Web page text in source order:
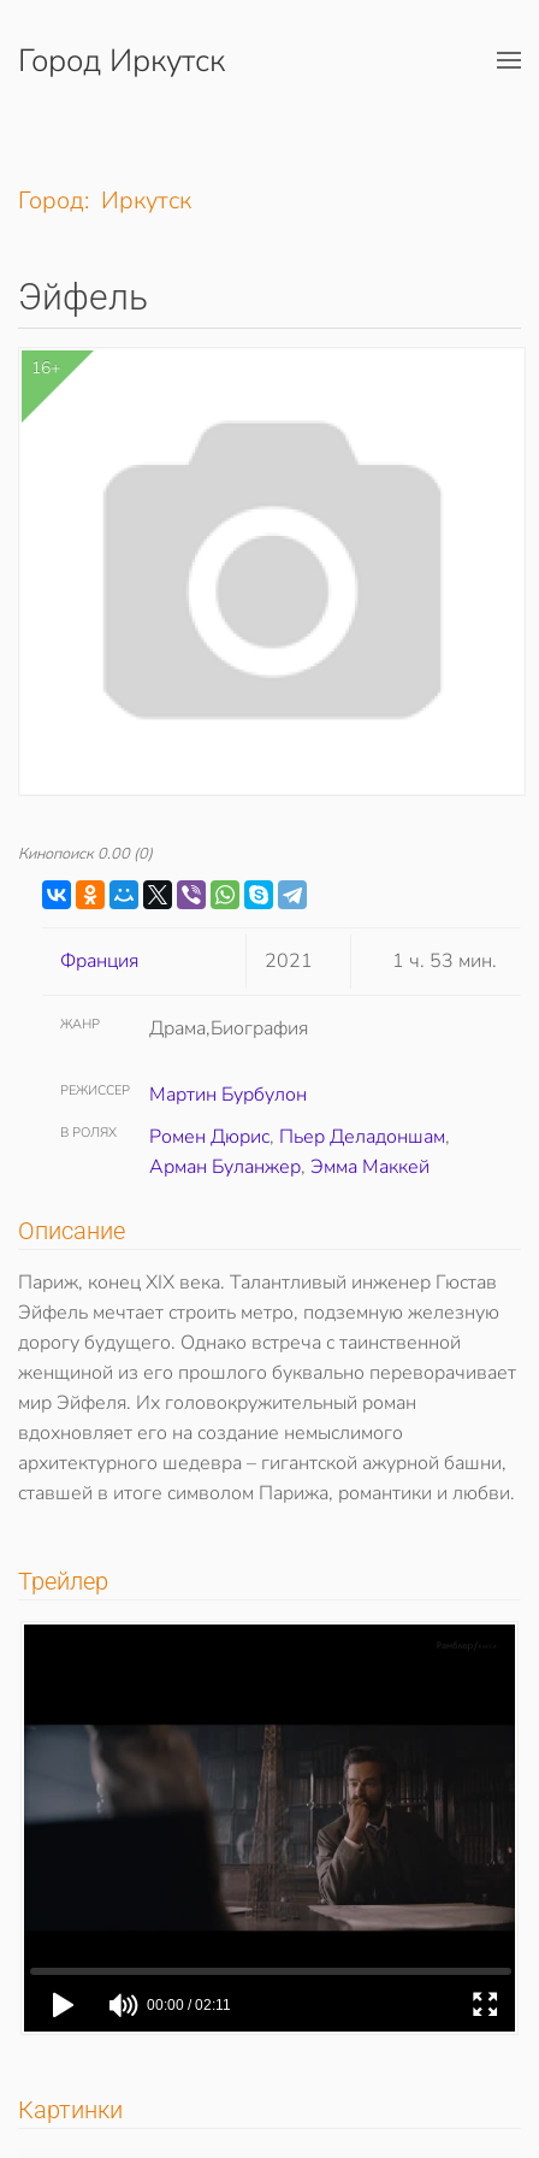
Перейти к содержимому
Город Иркутск
Город: Иркутск
Эйфель
16+
Кинопоиск 0.00(0)
Франция 2021 1 ч. 53 мин.
ЖАНР Драма,Биография
РЕЖИССЕР Мартин Бурбулон
В РОЛЯХ Ромен Дюрис, Пьер Деладоншам,
Арман Буланжер, Эмма Маккей
Описание
Париж, конец XIX века. Талантливый инженер Гюстав
Эйфель мечтает строить метро, подземную железную
дорогу будущего. Однако встреча с таинственной
женщиной из его прошлого буквально переворачивает
мир Эйфеля. Их головокружительный роман
вдохновляет его на создание немыслимого
архитектурного шедевра – гигантской ажурной башни,
ставшей в итоге символом Парижа, романтики и любви.
Трейлер
Картинки